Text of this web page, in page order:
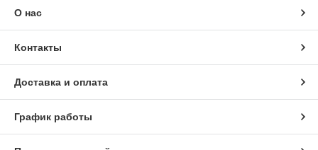
О нас
Контакты
Доставка и оплата
График работы